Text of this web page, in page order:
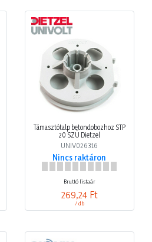
Támasztótalp betondobozhoz STP
20 SZÜ Dietzel
UNIV026316
Nincs raktáron
Bruttó listaár
269,24 Ft
/ db